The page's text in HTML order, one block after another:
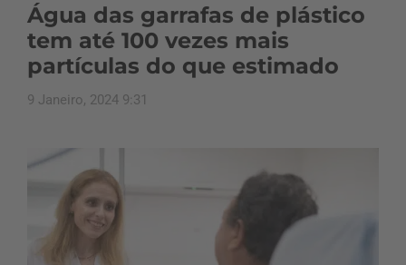
Água das garrafas de plástico
tem até 100 vezes mais
partículas do que estimado
9 Janeiro, 2024 9:31